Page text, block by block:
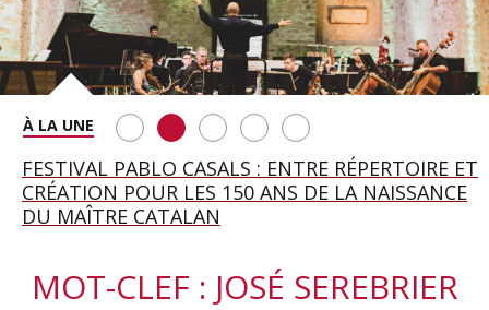
SAINT FRANÇOIS D’ASSISE À SALZBOURG, UNE
SOIRÉE IMMENSE PORTÉE PAR ROMEO
CASTELLUCCI ET MAXIME PASCAL
FESTIVAL PABLO CASALS : ENTRE RÉPERTOIRE ET
CRÉATION POUR LES 150 ANS DE LA NAISSANCE
DU MAÎTRE CATALAN
A BAYREUTH, LE 150E ANNIVERSAIRE DU RING
WAGNÉRIEN GÉNÉRÉ PAR L’IA
BETSY JOLAS FÊTE SON CENTIÈME
ANNIVERSAIRE
GEORGE BENJAMIN : « MES PARENTS AVAIENT
CETTE EXIGENCE DE L’OBJET CISELÉ »
MOT-CLEF : JOSÉ SEREBRIER